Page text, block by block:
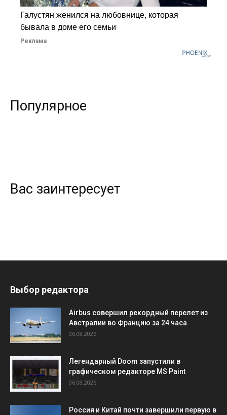
Галустян женился на любовнице, которая
бывала в доме его семьи
Реклама
Популярное
Вас заинтересует
Выбор редактора
Airbus совершил рекордный перелет из
Австралии во Францию за 24 часа
06.08.2026
Легендарный Doom запустили в
графическом редакторе MS Paint
06.08.2026
Россия и Китай почти завершили первую в